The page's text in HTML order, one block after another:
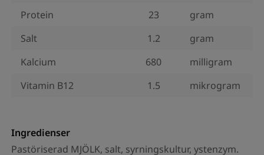
Protein
23
gram
Salt
1.2
gram
Kalcium
680
milligram
Vitamin B12
1.5 mikrogram
Ingredienser
Pastöriserad MJÖLK, salt, syrningskultur, ystenzym.